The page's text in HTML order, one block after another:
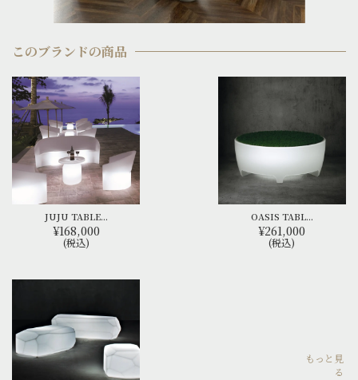
このブランドの商品
JUJU TABLE...
¥168,000
(税込)
OASIS TABL...
¥261,000
(税込)
もっと見
る